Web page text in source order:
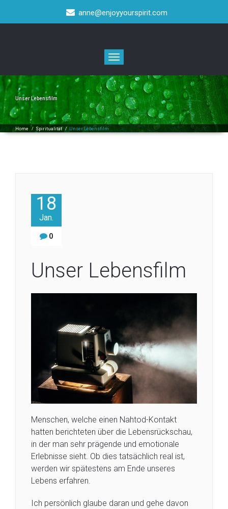
anne@enjoyyourspirit.com
Toggle
navigation
Unser Lebensfilm
Home / Spiritualität/Unser Lebensfilm
18
Jan.
0
Unser Lebensfilm
Menschen, welche einen Nahtod-Kontakt
hatten berichteten über die Lebensrückschau,
in der man sehr prägende und emotionale
Erlebnisse sieht. Ob dies tatsächlich real ist,
werden wir spätestens am Ende unseres
Lebens erfahren.
Ich persönlich glaube daran und gehe davon